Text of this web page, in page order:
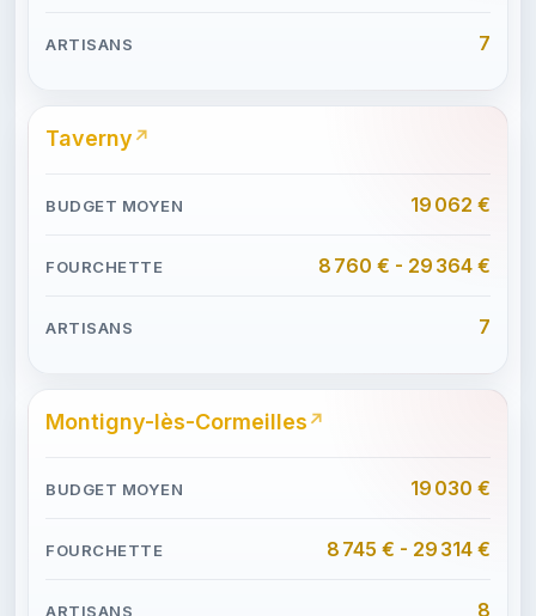
7
Taverny
19 062 €
8 760 € - 29 364 €
7
Montigny-lès-Cormeilles
19 030 €
8 745 € - 29 314 €
8